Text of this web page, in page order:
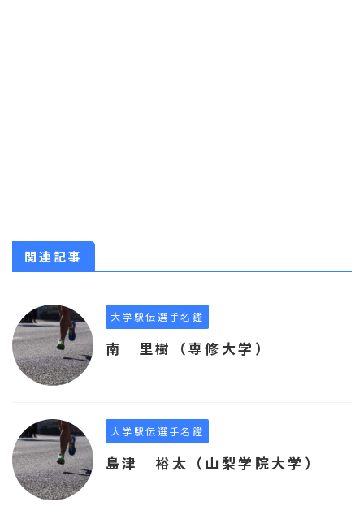
関連記事
大学駅伝選手名鑑
南 里樹（専修大学）
大学駅伝選手名鑑
島津 裕太（山梨学院大学）